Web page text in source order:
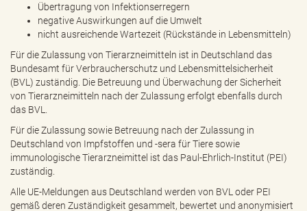
Übertragung von Infektionserregern
negative Auswirkungen auf die Umwelt
nicht ausreichende Wartezeit (Rückstände in Lebensmitteln)
Für die Zulassung von Tierarzneimitteln ist in Deutschland das
Bundesamt für Verbraucherschutz und Lebensmittelsicherheit
(BVL) zuständig. Die Betreuung und Überwachung der Sicherheit
von Tierarzneimitteln nach der Zulassung erfolgt ebenfalls durch
das BVL.
Für die Zulassung sowie Betreuung nach der Zulassung in
Deutschland von Impfstoffen und -sera für Tiere sowie
immunologische Tierarzneimittel ist das Paul-Ehrlich-Institut (PEI)
zuständig.
Alle UE-Meldungen aus Deutschland werden von BVL oder PEI
gemäß deren Zuständigkeit gesammelt, bewertet und anonymisiert